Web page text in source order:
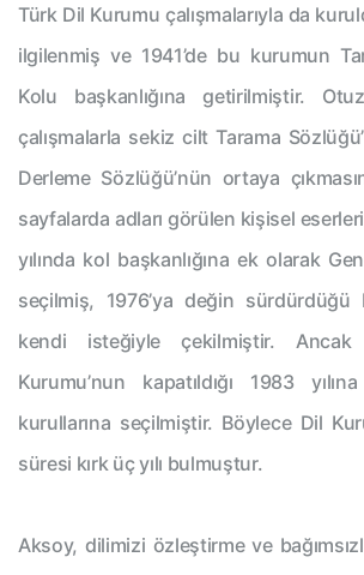
Türk Dil Kurumu çalışmalarıyla da
ilgilenmiş ve 1941’de bu kurumun
Kolu başkanlığına getirilmiştir.
çalışmalarla sekiz cilt Tarama
Derleme Sözlüğü’nün ortaya
sayfalarda adları görülen kişisel
yılında kol başkanlığına ek olarak
seçilmiş, 1976’ya değin sürdürdüğü
kendi isteğiyle çekilmiştir.
Kurumu’nun kapatıldığı 1983
kurullarına seçilmiştir. Böylece Dil
süresi kırk üç yılı bulmuştur.
Aksoy, dilimizi özleştirme ve